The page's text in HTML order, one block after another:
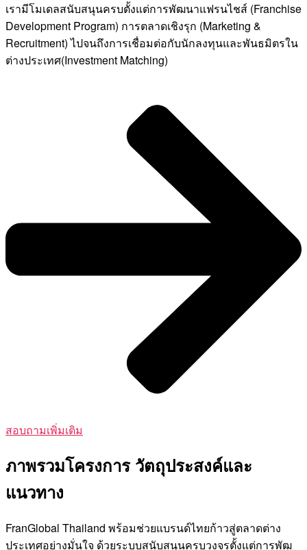
เรามีโมเดลสนับสนุนครบตั้งแต่การพัฒนาแฟรนไชส์ (Franchise
Development Program) การตลาดเชิงรุก (Marketing &
Recruitment) ไปจนถึงการเชื่อมต่อกับนักลงทุนและพันธมิตรใน
ต่างประเทศ(Investment Matching)
สอบถามเพิ่มเติม
ภาพรวมโครงการ วัตถุประสงค์และ
แนวทาง
FranGlobal Thailand พร้อมช่วยแบรนด์ไทยก้าวสู่ตลาดต่าง
ประเทศอย่างมั่นใจ ด้วยระบบสนับสนุนครบวงจรตั้งแต่การพัฒ